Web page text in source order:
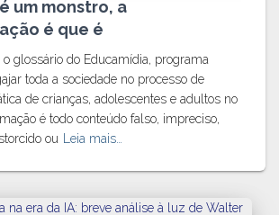
um monstro, a
é que é
o glossário do Educamídia, programa
toda a sociedade no processo de
de crianças, adolescentes e adultos no
é todo conteúdo falso, impreciso,
ou
Leia mais…